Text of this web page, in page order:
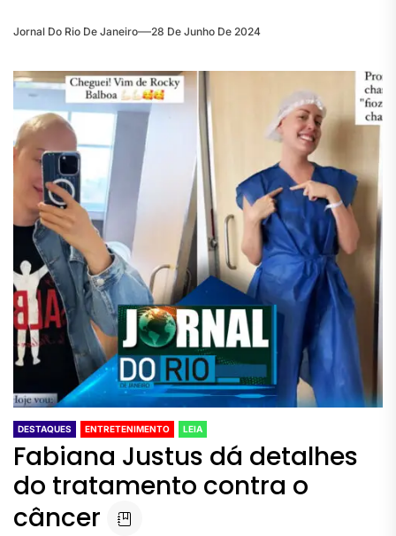
Jornal Do Rio De Janeiro 28 De Junho De 2024
DESTAQUES ENTRETENIMENTO LEIA
Fabiana Justus dá detalhes
do tratamento contra o
câncer